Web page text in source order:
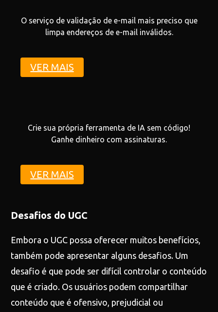
O serviço de validação de e-mail mais preciso que
limpa endereços de e-mail inválidos.
VER MAIS
Crie sua própria ferramenta de IA sem código!
Ganhe dinheiro com assinaturas.
VER MAIS
Desafios do UGC
Embora o UGC possa oferecer muitos benefícios,
também pode apresentar alguns desafios. Um
desafio é que pode ser difícil controlar o conteúdo
que é criado. Os usuários podem compartilhar
conteúdo que é ofensivo, prejudicial ou